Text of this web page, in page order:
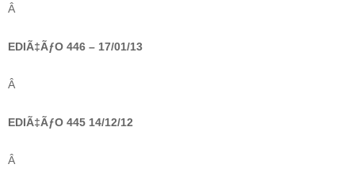
Â
EDIÃ‡ÃƒO 446 – 17/01/13
Â
EDIÃ‡ÃƒO 445 14/12/12
Â